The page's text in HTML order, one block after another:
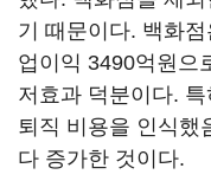
기 때문이다. 백화
업이익 3490억원으
저효과 덕분이다.
퇴직 비용을 인식했
다 증가한 것이다.